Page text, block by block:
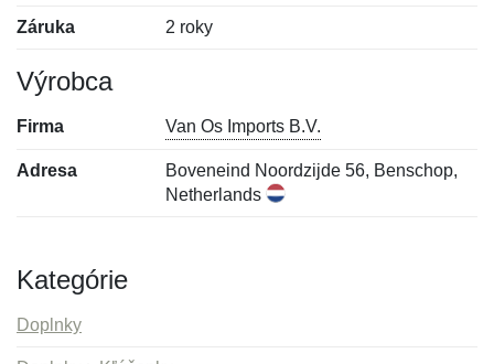
Záruka 2 roky
Výrobca
Firma Van Os Imports B.V.
Adresa
Boveneind Noordzijde 56, Benschop,
Netherlands
Kategórie
Doplnky